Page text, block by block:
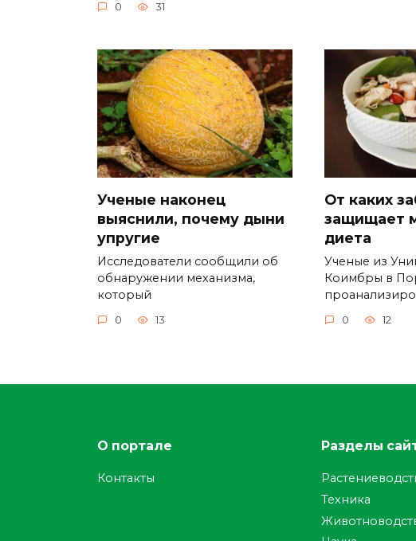
0 31
Ученые наконец
выяснили, почему дыни
упругие
Исследователи сообщили об
обнаружении механизма,
который
0 13
От каких
защищает
диета
Ученые из
Коимбры в
0 12
О портале
Контакты
Разделы
Техника